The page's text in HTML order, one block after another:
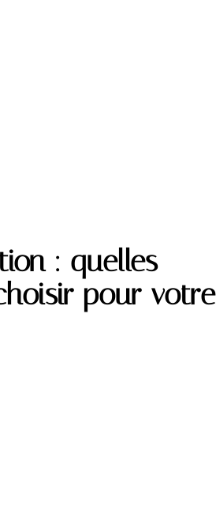
: quelles
pour votre